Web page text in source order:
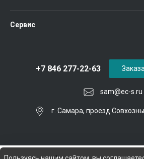
Сервис
sam@ec-s.ru
+7 846 277-22-63
г. Самара, проезд